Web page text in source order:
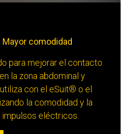
comodidad
para mejorar el contacto
la zona abdominal y
con el eSuit® o el
la comodidad y la
eléctricos.